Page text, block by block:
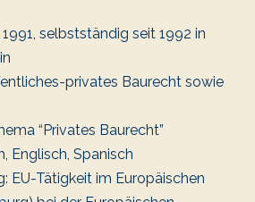
selbstständig seit 1992 in
privates Baurecht sowie
“Privates Baurecht”
Englisch, Spanisch
EU-Tätigkeit im Europäischen